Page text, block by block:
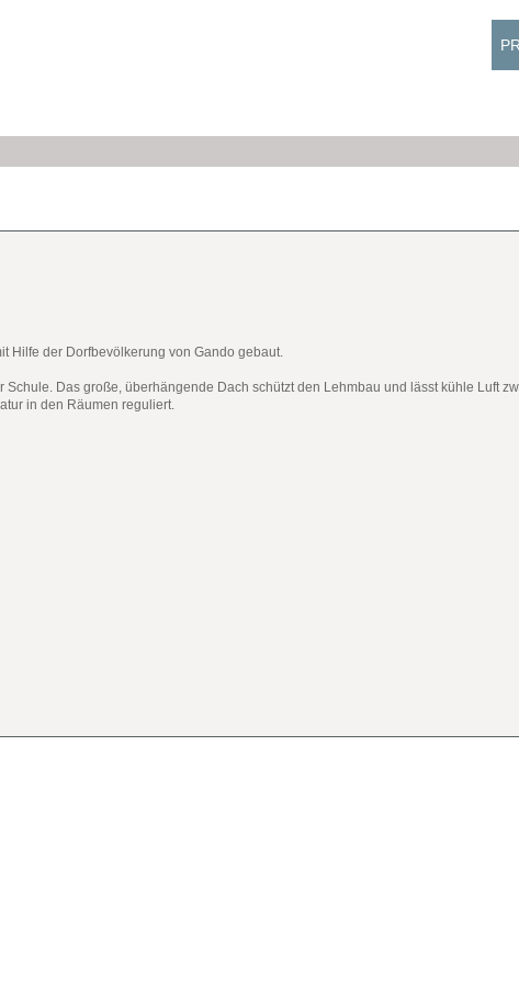
Hilfe der Dorfbevölkerung von Gando gebaut.
Das große, überhängende Dach schützt den Lehmbau und lässt kühle Luft
in den Räumen reguliert.